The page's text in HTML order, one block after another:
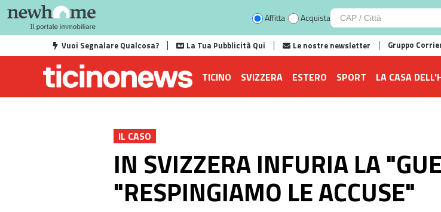
Affitta Acquista
Vuoi Segnalare Qualcosa? La Tua Pubblicità Qui Le nostre newsletter Gruppo
TICINO SVIZZERA ESTERO SPORT LA CASA
IL CASO
IN SVIZZERA INFURIA LA
"RESPINGIAMO LE ACCUSE"